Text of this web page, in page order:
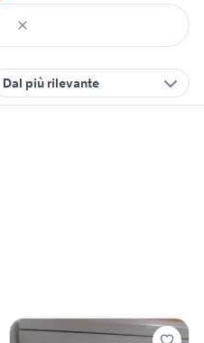
Dal più rilevante